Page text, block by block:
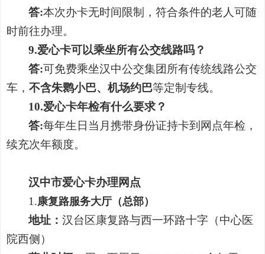
答:本次办卡无时间限制，符合条件的老人可随
时前往办理。
9.爱心卡可以乘坐所有公交线路吗？
答:可免费乘坐汉中公交集团所有传统线路公交
车， 不含朱鹮小巴、机场约巴等定制专线。
10.爱心卡年检有什么要求？
答:每年生日当月携带身份证持卡到网 点年检，
续充次年额度。
汉中市爱心卡办理网点
1.康复路服务大厅（总部）
地址：汉台区康复路与西一环路十字（中心医
院西侧）